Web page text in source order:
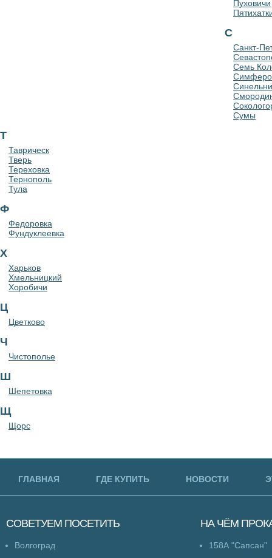
Пуховичи
С
Санкт-
Семь
Сумы
Т
Таврическ
Тверь
Тереховка
Тернополь
Тула
Ф
Федоровка
Фундуклеевка
Х
Харьков
Хмельницкий
Хоробичи
Ц
Цветково
Ч
Чистополье
Ш
Шепетовка
Щ
Щорс
ГЛАВНАЯ ГДЕ КУПИТЬ НОВОСТИ
СОВЕТУЕМ ПОСЕТИТЬ
Волгоград
НА ЧЁМ
158А "Сапсан"